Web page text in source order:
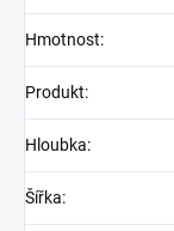
Hmotnost:
Produkt:
Hloubka:
Šířka: